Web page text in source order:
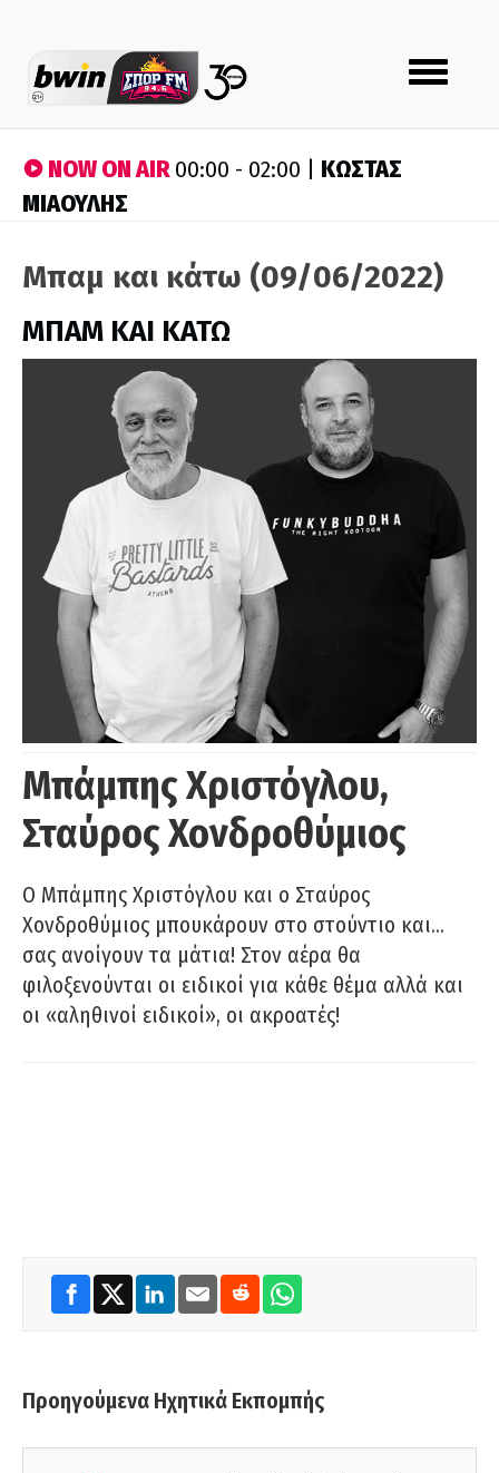
Toggle
navigation
NOW ON AIR00:00 - 02:00 | ΚΩΣΤΑΣ
ΜΙΑΟΥΛΗΣ
Μπαμ και κάτω (09/06/2022)
ΜΠΑΜ ΚΑΙ ΚΑΤΩ
Μπάμπης Χριστόγλου,
Σταύρος Χονδροθύμιος
O Μπάμπης Χριστόγλου και ο Σταύρος
Χονδροθύμιος μπουκάρουν στο στούντιο και…
σας ανοίγουν τα μάτια! Στον αέρα θα
φιλοξενούνται οι ειδικοί για κάθε θέμα αλλά και
οι «αληθινοί ειδικοί», οι ακροατές!
Προηγούμενα Ηχητικά Εκπομπής